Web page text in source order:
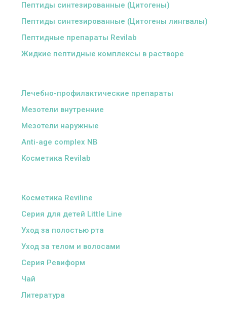
Пептиды синтезированные (Цитогены)
Пептиды синтезированные (Цитогены лингвалы)
Пептидные препараты Revilab
Жидкие пептидные комплексы в растворе
Лечебно-профилактические препараты
Мезотели внутренние
Мезотели наружные
Anti-age complex NB
Косметика Revilab
Косметика Reviline
Серия для детей Little Line
Уход за полостью рта
Уход за телом и волосами
Серия Ревиформ
Чай
Литература